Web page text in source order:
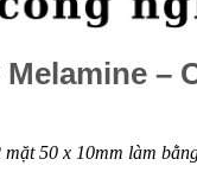
–
50 x 10mm làm